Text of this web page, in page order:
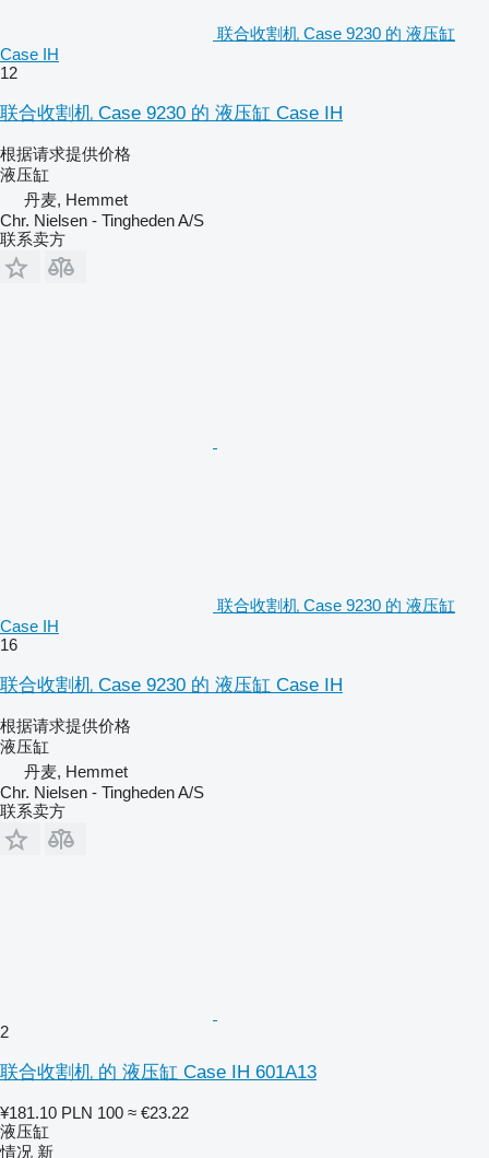
联合收割机 Case 9230 的 液压缸
Case IH
12
联合收割机 Case 9230 的 液压缸 Case IH
根据请求提供价格
液压缸
丹麦, Hemmet
Chr. Nielsen - Tingheden A/S
联系卖方
联合收割机 Case 9230 的 液压缸
Case IH
16
联合收割机 Case 9230 的 液压缸 Case IH
根据请求提供价格
液压缸
丹麦, Hemmet
Chr. Nielsen - Tingheden A/S
联系卖方
2
联合收割机 的 液压缸 Case IH 601A13
¥181.10 PLN 100 ≈ €23.22
液压缸
情况 新